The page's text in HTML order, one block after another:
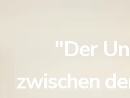
"Der
zwischen